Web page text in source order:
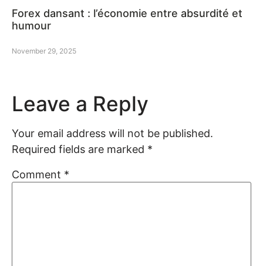
Forex dansant : l’économie entre absurdité et
humour
November 29, 2025
Leave a Reply
Your email address will not be published.
Required fields are marked *
Comment *